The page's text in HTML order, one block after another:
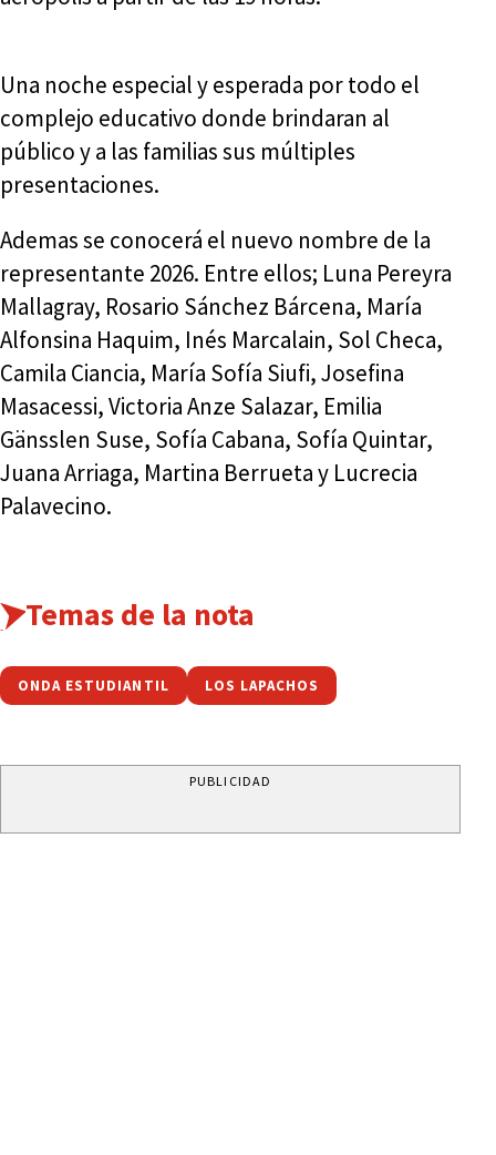
Una noche especial y esperada por todo el
complejo educativo donde brindaran al
público y a las familias sus múltiples
presentaciones.
Ademas se conocerá el nuevo nombre de la
representante 2026. Entre ellos; Luna Pereyra
Mallagray, Rosario Sánchez Bárcena, María
Alfonsina Haquim, Inés Marcalain, Sol Checa,
Camila Ciancia, María Sofía Siufi, Josefina
Masacessi, Victoria Anze Salazar, Emilia
Gänsslen Suse, Sofía Cabana, Sofía Quintar,
Juana Arriaga, Martina Berrueta y Lucrecia
Palavecino.
Temas de la nota
ONDA ESTUDIANTIL LOS LAPACHOS
PUBLICIDAD